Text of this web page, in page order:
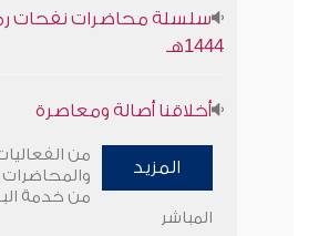
1444هـ
سلسلة محاضرات نفحات
1444هـ
المزيد
من
والمحاضرات
من خدمة
المباشر